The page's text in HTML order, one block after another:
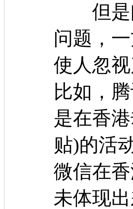
但是问
问题，
使人忽
比如，
是在香
贴)的活
微信在
未体现